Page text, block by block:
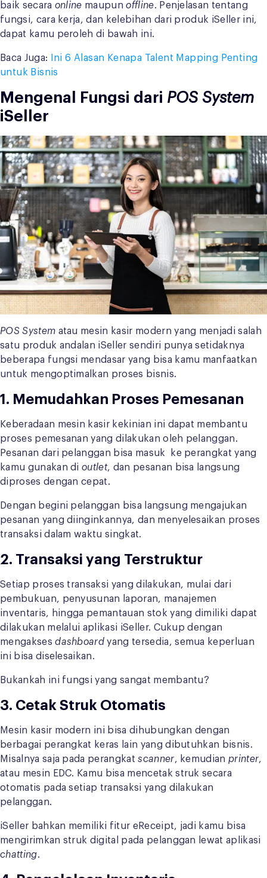
baik secara online maupunoffline. Penjelasan tentang
fungsi, cara kerja, dan kelebihan dari produk iSeller ini,
dapat kamu peroleh di bawah ini.
Baca Juga:
Ini 6 Alasan Kenapa Talent Mapping Penting
untuk Bisnis
Mengenal Fungsi dari POS System
iSeller
POS System atau mesin kasir modern yang menjadi salah
satu produk andalan iSeller sendiri punya setidaknya
beberapa fungsi mendasar yang bisa kamu manfaatkan
untuk mengoptimalkan proses bisnis.
1. Memudahkan Proses Pemesanan
Keberadaan mesin kasir kekinian ini dapat membantu
proses pemesanan yang dilakukan oleh pelanggan.
Pesanan dari pelanggan bisa masuk ke perangkat yang
kamu gunakan dioutlet, dan pesanan bisa langsung
diproses dengan cepat.
Dengan begini pelanggan bisa langsung mengajukan
pesanan yang diinginkannya, dan menyelesaikan proses
transaksi dalam waktu singkat.
2. Transaksi yang Terstruktur
Setiap proses transaksi yang dilakukan, mulai dari
pembukuan, penyusunan laporan, manajemen
inventaris, hingga pemantauan stok yang dimiliki dapat
dilakukan melalui aplikasi iSeller. Cukup dengan
mengaksesdashboard yang tersedia, semua keperluan
ini bisa diselesaikan.
Bukankah ini fungsi yang sangat membantu?
3. Cetak Struk Otomatis
Mesin kasir modern ini bisa dihubungkan dengan
berbagai perangkat keras lain yang dibutuhkan bisnis.
Misalnya saja pada perangkatscanner, kemudianprinter,
atau mesin EDC. Kamu bisa mencetak struk secara
otomatis pada setiap transaksi yang dilakukan
pelanggan.
iSeller bahkan memiliki fitur eReceipt, jadi kamu bisa
mengirimkan struk digital pada pelanggan lewat aplikasi
chatting.